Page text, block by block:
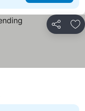
分享 放